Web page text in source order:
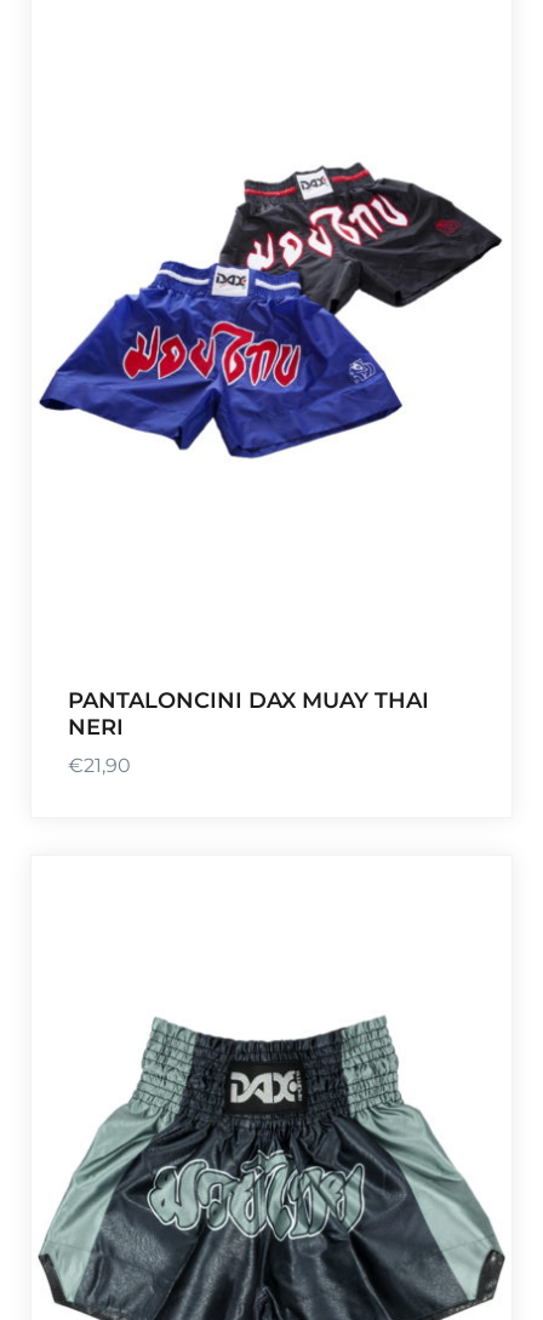
PANTALONCINI DAX MUAY THAI
NERI
€21,90